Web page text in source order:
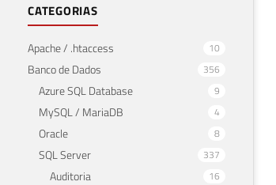
CATEGORIAS
Apache / .htaccess 10
Banco de Dados 356
Azure SQL Database 9
MySQL / MariaDB 4
Oracle 8
SQL Server 337
Auditoria 16